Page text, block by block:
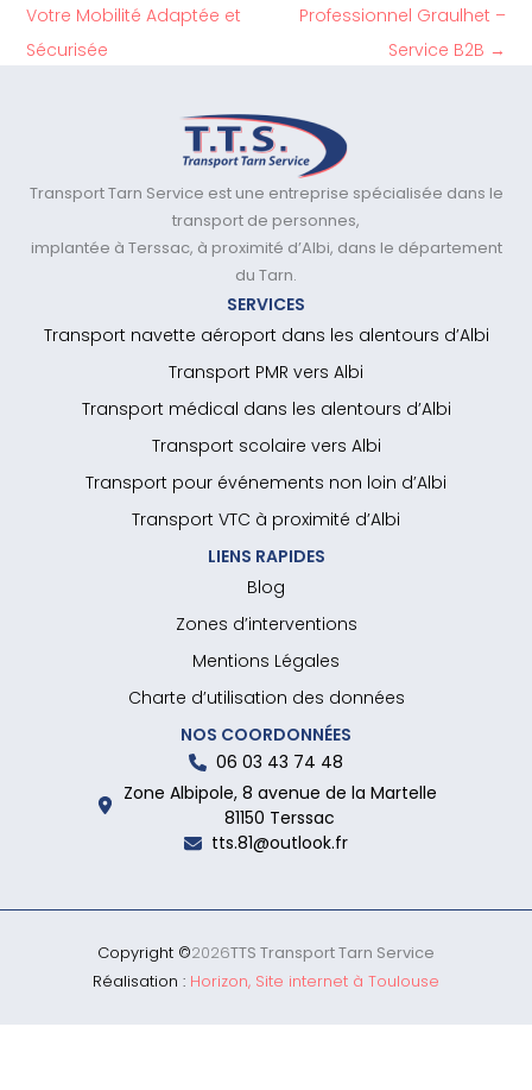
Votre Mobilité Adaptée et
Sécurisée
Professionnel Graulhet –
Service B2B →
Transport Tarn Service est une entreprise spécialisée dans le
transport de personnes,
implantée à Terssac, à proximité d’Albi, dans le département
du Tarn.
SERVICES
Transport navette aéroport dans les alentours d’Albi
Transport PMR vers Albi
Transport médical dans les alentours d’Albi
Transport scolaire vers Albi
Transport pour événements non loin d’Albi
Transport VTC à proximité d’Albi
LIENS RAPIDES
Blog
Zones d’interventions
Mentions Légales
Charte d’utilisation des données
NOS COORDONNÉES
06 03 43 74 48
Zone Albipole, 8 avenue de la Martelle
81150 Terssac
tts.81@outlook.fr
Copyright ©2026TTS Transport Tarn Service
Réalisation : Horizon, Site internet à Toulouse